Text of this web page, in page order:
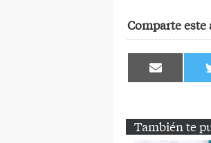
Comparte
Compartir
en
También te